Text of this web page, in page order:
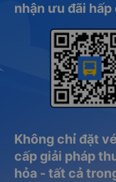
nhận ưu đãi hấp
Không chỉ đặt
cấp giải pháp
hỏa - tất cả